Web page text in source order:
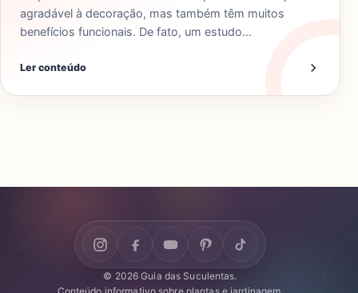
agradável à decoração, mas também têm muitos
benefícios funcionais. De fato, um estudo…
Ler conteúdo
© 2026 Guia das Suculentas.